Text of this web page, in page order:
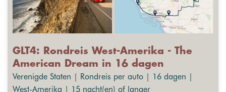
GLT4: Rondreis West-Amerika - The
American Dream in 16 dagen
Verenigde Staten | Rondreis per auto | 16 dagen |
West-Amerika | 15 nacht(en) of langer